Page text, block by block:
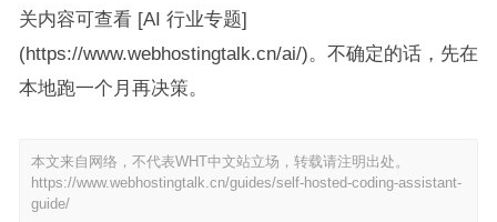
关内容可查看 [AI 行业专题]
(https://www.webhostingtalk.cn/ai/)。不确定的话，先在
本地跑一个月再决策。
本文来自网络，不代表WHT中文站立场，转载请注明出处。
https://www.webhostingtalk.cn/guides/self-hosted-coding-assistant-
guide/